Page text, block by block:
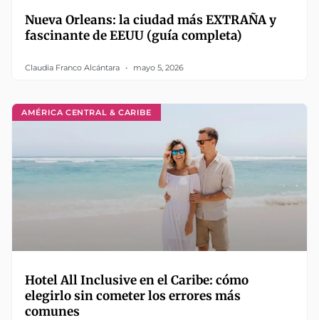
Nueva Orleans: la ciudad más EXTRAÑA y
fascinante de EEUU (guía completa)
Claudia Franco Alcántara mayo 5, 2026
AMÉRICA CENTRAL & CARIBE
Hotel All Inclusive en el Caribe: cómo
elegirlo sin cometer los errores más
comunes